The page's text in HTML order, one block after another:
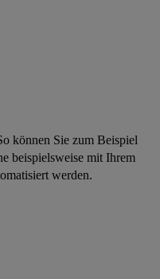
können Sie zum Beispiel
beispielsweise mit Ihrem
werden.